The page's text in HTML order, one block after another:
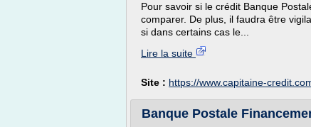
Pour savoir si le crédit Banque
comparer. De plus, il faudra être
si dans certains cas le...
Lire la suite
Site : https://www.capitaine-
Banque Postale